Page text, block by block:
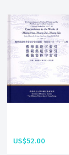
US$52.00